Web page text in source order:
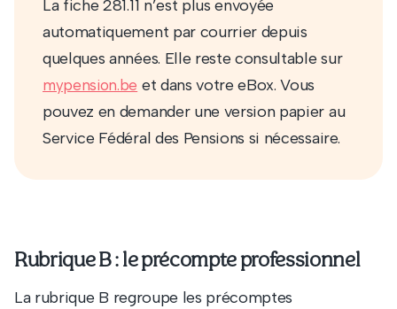
La fiche 281.11 n’est plus envoyée
automatiquement par courrier depuis
quelques années. Elle reste consultable sur
mypension.be et dans votre eBox. Vous
pouvez en demander une version papier au
Service Fédéral des Pensions si nécessaire.
Rubrique B : le précompte professionnel
La rubrique B regroupe les précomptes